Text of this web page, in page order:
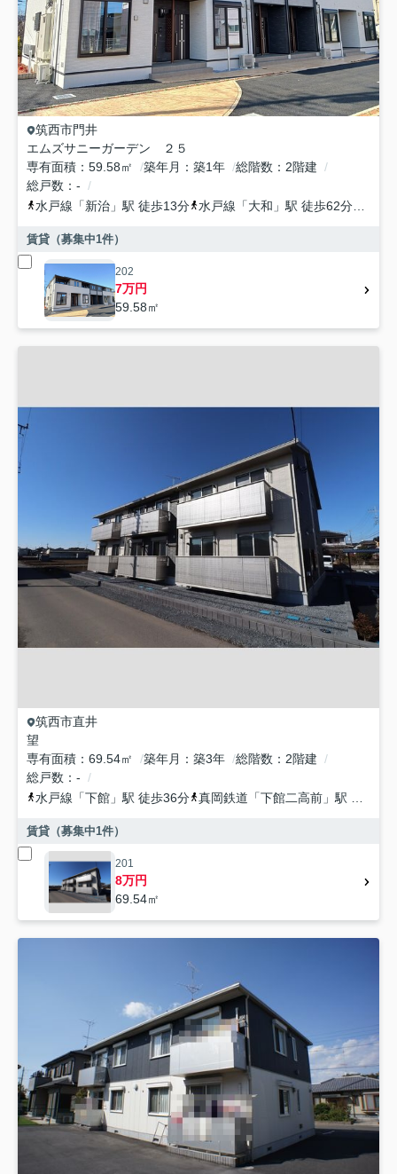
筑西市門井
エムズサニーガーデン ２５
専有面積
59.58㎡ 築年月 築1年 総階数
2階建
総戸数
-
水戸線 「新治 」駅 徒歩13分 水戸線 「大和 」駅 徒歩62分
賃貸（募集中1件）
202
7万円
59.58㎡
筑西市直井
望
専有面積
69.54㎡ 築年月 築3年 総階数
2階建
総戸数
-
水戸線 「下館 」駅 徒歩36分 真岡鉄道 「下館二高前 」駅 徒歩41分
賃貸（募集中1件）
201
8万円
69.54㎡